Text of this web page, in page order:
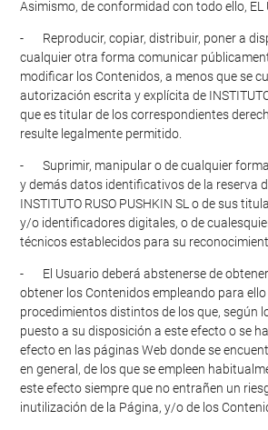
Asimismo, de conformidad con todo ello, EL
- Reproducir, copiar, distribuir, poner a
cualquier otra forma comunicar
modificar los Contenidos, a menos que se
autorización escrita y explícita de
que es titular de los correspondientes
resulte legalmente permitido.
- Suprimir, manipular o de cualquier
y demás datos identificativos de la reserva
INSTITUTO RUSO PUSHKIN SL o de sus
y/o identificadores digitales, o de
técnicos establecidos para su
- El Usuario deberá abstenerse de
obtener los Contenidos empleando para
procedimientos distintos de los que, según
puesto a su disposición a este efecto o se
efecto en las páginas Web donde se
en general, de los que se empleen
este efecto siempre que no entrañen un
inutilización de la Página, y/o de los